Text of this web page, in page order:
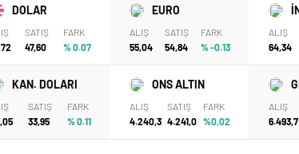
DOLAR
SATIŞ
47,60
FARK
% 0.07
EURO
ALIŞ
55,04
SATIŞ
54,84
FARK
% -0.13
ALIŞ
64,34
KAN. DOLARI
SATIŞ
33,95
FARK
% 0.11
ONS ALTIN
ALIŞ
4.240,3
SATIŞ
4.241,0
FARK
%0,02
ALIŞ
6.493,7